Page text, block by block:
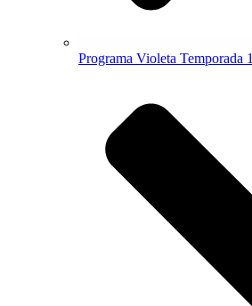
Programa Violeta Temporada 1